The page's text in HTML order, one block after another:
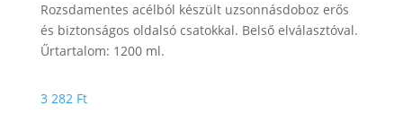
Rozsdamentes acélból készült uzsonnásdoboz erős
és biztonságos oldalsó csatokkal. Belső elválasztóval.
Űrtartalom: 1200 ml.
3 282 Ft